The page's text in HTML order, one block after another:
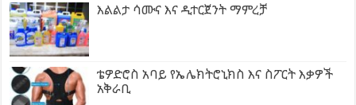
እልልታ ሳሙና እና ዲተርጀንት ማምረቻ
ቴዎድሮስ አባይ የኤሌክትሮኒክስ እና ስፖርት እቃዎች
አቅራቢ